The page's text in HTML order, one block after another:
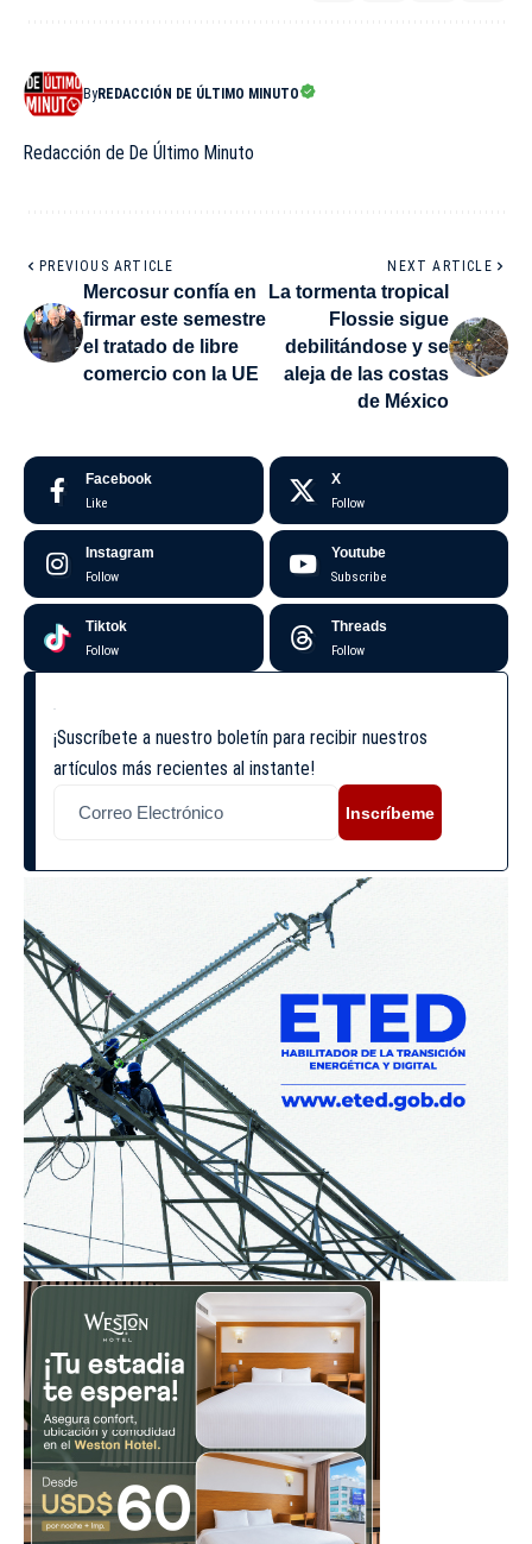
ByREDACCIÓN DE ÚLTIMO MINUTO
Redacción de De Último Minuto
PREVIOUS ARTICLE
Mercosur confía en
firmar este semestre
el tratado de libre
comercio con la UE
NEXT ARTICLE
La tormenta tropical
Flossie sigue
debilitándose y se
aleja de las costas
de México
Facebook
Like
X
Follow
Instagram
Follow
Youtube
Subscribe
Tiktok
Follow
Threads
Follow
¡Suscríbete a nuestro boletín para recibir nuestros
artículos más recientes al instante!
Inscríbeme